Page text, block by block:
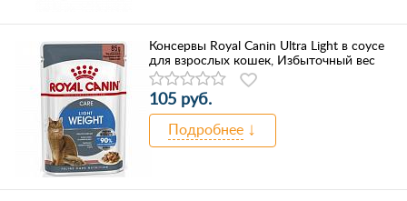
Консервы Royal Canin Ultra Light в соусе
для взрослых кошек, Избыточный вес
105 руб.
Подробнее